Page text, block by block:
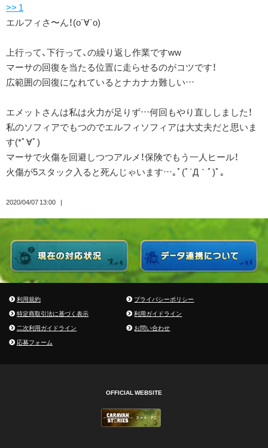
>> 1
エルフィさ〜ん！(о´∀`о)
上行って、下行って、の繰り返し作業ですww
マーサの回復を当たる位置に走らせるのがコツです！
広範囲の回復になれているとナカナカ難しい…
エメットさんは私は火力が足りず…何回もやり直ししました！
私のソフィアでもつのでエルフィソフィアは大丈夫だと思いま
す(*ﾟ∀ﾟ)
マーサで火傷を回避しつつアルメ！保険でもう一人ヒール！
火傷が5スタック入ると死んじゃいます…｡ﾟ(ﾟ´Д｀ﾟ)ﾟ｡
2020/04/07 13:00
利用規約
プライバシーポリシー
特定商取引法に基づく表示
利用ガイドライン
二次利用ガイドライン
お問い合わせ
応募フォーム
OFFICIAL WEBSITE